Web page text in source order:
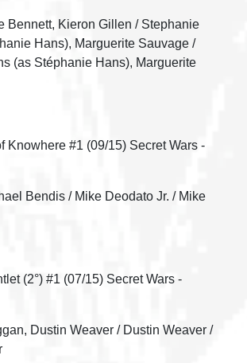
Kieron Gillen / Stephanie
Hans), Marguerite Sauvage /
(as Stéphanie Hans), Marguerite
Knowhere #1 (09/15) Secret Wars -
Bendis / Mike Deodato Jr. / Mike
(2°) #1 (07/15) Secret Wars -
Dustin Weaver / Dustin Weaver /